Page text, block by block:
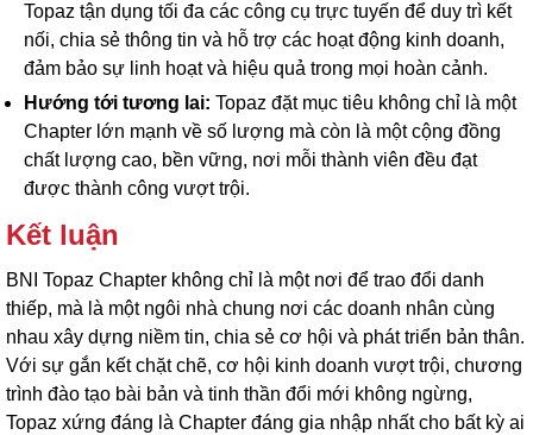
Topaz tận dụng tối đa các công cụ trực tuyến để duy trì kết
nối, chia sẻ thông tin và hỗ trợ các hoạt động kinh doanh,
đảm bảo sự linh hoạt và hiệu quả trong mọi hoàn cảnh.
Hướng tới tương lai: Topaz đặt mục tiêu không chỉ là một
Chapter lớn mạnh về số lượng mà còn là một cộng đồng
chất lượng cao, bền vững, nơi mỗi thành viên đều đạt
được thành công vượt trội.
Kết luận
BNI Topaz Chapter không chỉ là một nơi để trao đổi danh
thiếp, mà là một ngôi nhà chung nơi các doanh nhân cùng
nhau xây dựng niềm tin, chia sẻ cơ hội và phát triển bản thân.
Với sự gắn kết chặt chẽ, cơ hội kinh doanh vượt trội, chương
trình đào tạo bài bản và tinh thần đổi mới không ngừng,
Topaz xứng đáng là Chapter đáng gia nhập nhất cho bất kỳ ai